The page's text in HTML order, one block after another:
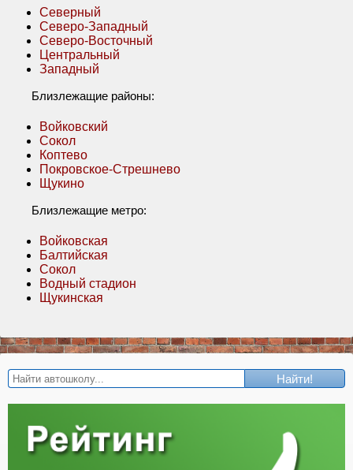
Северный
Северо-Западный
Северо-Восточный
Центральный
Западный
Близлежащие районы:
Войковский
Сокол
Коптево
Покровское-Стрешнево
Щукино
Близлежащие метро:
Войковская
Балтийская
Сокол
Водный стадион
Щукинская
Найти!